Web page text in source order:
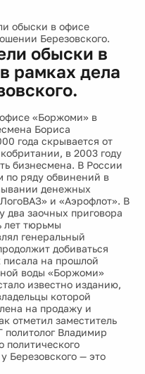
обыски в офисе
Березовского.
обыски в
рамках дела
«Боржоми» в
Бориса
года скрывается от
в 2003 году
бизнесмена. В России
по ряду обвинений в
денежных
и «Аэрофлот». В
два заочных приговора
лет тюрьмы
генеральный
добиваться
писала на прошлой
воды «Боржоми»
известно изданию,
которой
на продажу и
отметил заместитель
политолог Владимир
политического
Березовского — это